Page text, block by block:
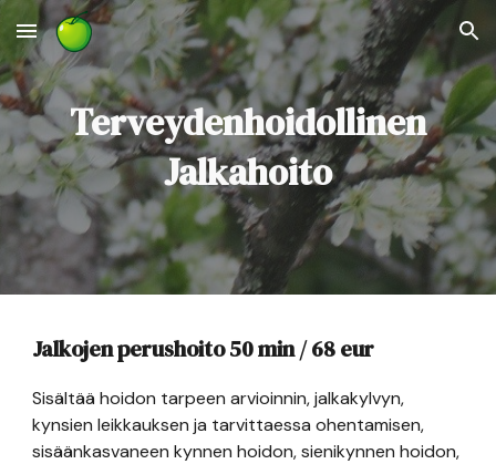
Skip to main content Skip to navigation
Terveydenhoidollinen
Jalkahoito
Jalkojen perushoito 50 min /68eur
Sisältää hoidon tarpeen arvioinnin, jalkakylvyn,
kynsien leikkauksen ja tarvittaessa ohentamisen,
sisäänkasvaneen kynnen hoidon, sienikynnen hoidon,